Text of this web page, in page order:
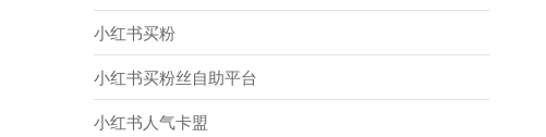
小红书买粉
小红书买粉丝自助平台
小红书人气卡盟